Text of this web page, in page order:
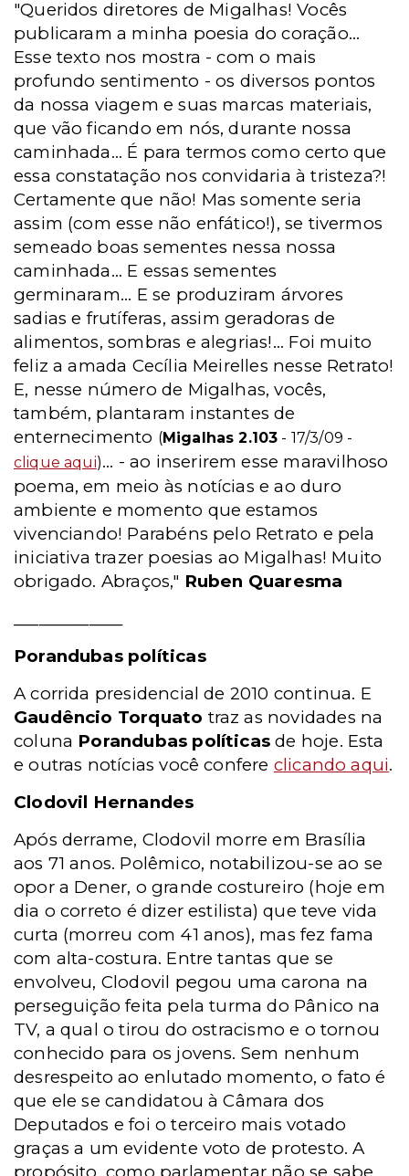
"Queridos diretores de Migalhas! Vocês
publicaram a minha poesia do coração...
Esse texto nos mostra - com o mais
profundo sentimento - os diversos pontos
da nossa viagem e suas marcas materiais,
que vão ficando em nós, durante nossa
caminhada... É para termos como certo que
essa constatação nos convidaria à tristeza?!
Certamente que não! Mas somente seria
assim (com esse não enfático!), se tivermos
semeado boas sementes nessa nossa
caminhada... E essas sementes
germinaram... E se produziram árvores
sadias e frutíferas, assim geradoras de
alimentos, sombras e alegrias!... Foi muito
feliz a amada Cecília Meirelles nesse Retrato!
E, nesse número de Migalhas, vocês,
também, plantaram instantes de
enternecimento (Migalhas 2.103 - 17/3/09 -
clique aqui)... - ao inserirem esse maravilhoso
poema, em meio às notícias e ao duro
ambiente e momento que estamos
vivenciando! Parabéns pelo Retrato e pela
iniciativa trazer poesias ao Migalhas! Muito
obrigado. Abraços," Ruben Quaresma
Porandubas políticas
A corrida presidencial de 2010 continua. E
Gaudêncio Torquato traz as novidades na
coluna Porandubas políticas de hoje. Esta
e outras notícias você confere clicando aqui.
Clodovil Hernandes
Após derrame, Clodovil morre em Brasília
aos 71 anos. Polêmico, notabilizou-se ao se
opor a Dener, o grande costureiro (hoje em
dia o correto é dizer estilista) que teve vida
curta (morreu com 41 anos), mas fez fama
com alta-costura. Entre tantas que se
envolveu, Clodovil pegou uma carona na
perseguição feita pela turma do Pânico na
TV, a qual o tirou do ostracismo e o tornou
conhecido para os jovens. Sem nenhum
desrespeito ao enlutado momento, o fato é
que ele se candidatou à Câmara dos
Deputados e foi o terceiro mais votado
graças a um evidente voto de protesto. A